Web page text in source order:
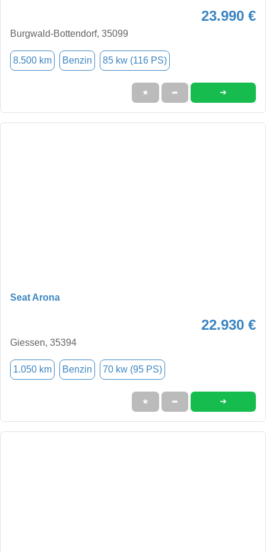
23.990 €
Burgwald-Bottendorf, 35099
8.500 km Benzin 85 kw (116 PS)
★ ➦ ➜
Seat Arona
22.930 €
Giessen, 35394
1.050 km Benzin 70 kw (95 PS)
★ ➦ ➜